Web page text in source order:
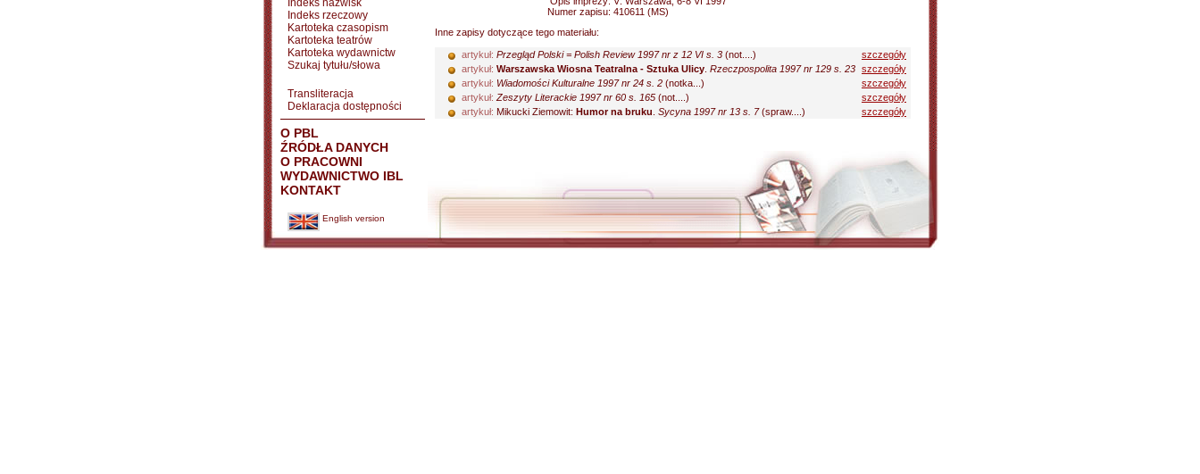
Indeks nazwisk
Indeks rzeczowy
Kartoteka czasopism
Kartoteka teatrów
Kartoteka wydawnictw
Szukaj tytułu/słowa
Transliteracja
Deklaracja dostępności
O PBL
ŹRÓDŁA DANYCH
O PRACOWNI
WYDAWNICTWO IBL
KONTAKT
English version
Numer zapisu: 410611 (MS)
Inne zapisy dotyczące tego materiału:
artykuł: Przegląd Polski = Polish Review 1997 nr z 12 VI s. 3 (not....)
szczegóły
artykuł: Warszawska Wiosna Teatralna - Sztuka Ulicy Rzeczpospolita 1997 nr 129 s. 23 szczegóły
artykuł: Wiadomości Kulturalne 1997 nr 24 s. 2 (notka...)
szczegóły
artykuł: Zeszyty Literackie 1997 nr 60 s. 165 (not....)
szczegóły
artykuł: Mikucki Ziemowit: Humor na bruku Sycyna 1997 nr 13 s. 7(spraw....) szczegóły